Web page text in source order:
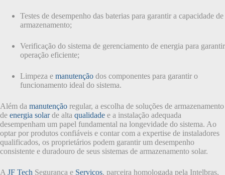
Testes de desempenho das baterias para garantir a capacidade de
armazenamento;
Verificação do sistema de gerenciamento de energia para garantir
operação eficiente;
Limpeza e manutenção dos componentes para garantir o
funcionamento ideal do sistema.
Além da manutenção regular, a escolha de soluções de armazenamento
de energia solarde alta qualidade e a instalação adequada
desempenham um papel fundamental na longevidade do sistema. Ao
optar por produtos confiáveis e contar com a expertise de instaladores
qualificados, os proprietários podem garantir um desempenho
consistente e duradouro de seus sistemas de armazenamento solar.
A JF Tech Segurança e Serviços, parceira homologada pela Intelbras,